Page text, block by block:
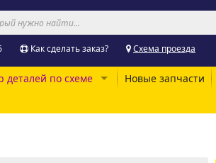
Как сделать заказ? Схема проезда
деталей по схеме Новые запчасти